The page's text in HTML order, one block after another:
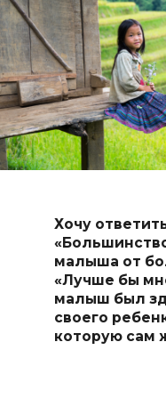
Хочу
малыша от
«Лучше бы
малыш был
своего
которую сам